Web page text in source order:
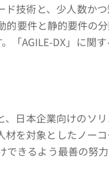
技術と、少人数か
的要件と静的要件の
「AGILE-DX」に関
日本企業向けのソ
を対象としたノー
きるよう最善の努